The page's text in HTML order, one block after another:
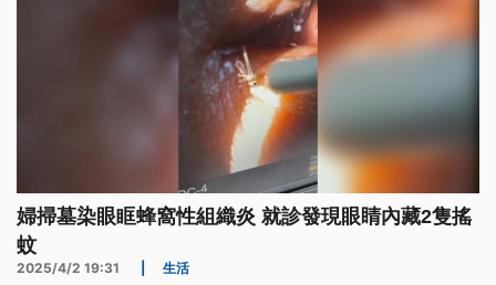
婦掃墓染眼眶蜂窩性組織炎 就診發現眼睛內藏2隻搖
蚊
2025/4/2 19:31 生活